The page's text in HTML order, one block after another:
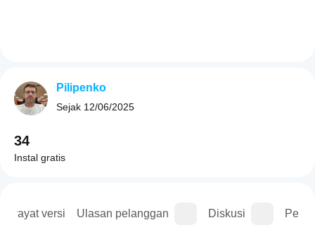
versi Ulasan pelanggan Diskusi
Pilipenko
Sejak 12/06/2025
34
Instal gratis